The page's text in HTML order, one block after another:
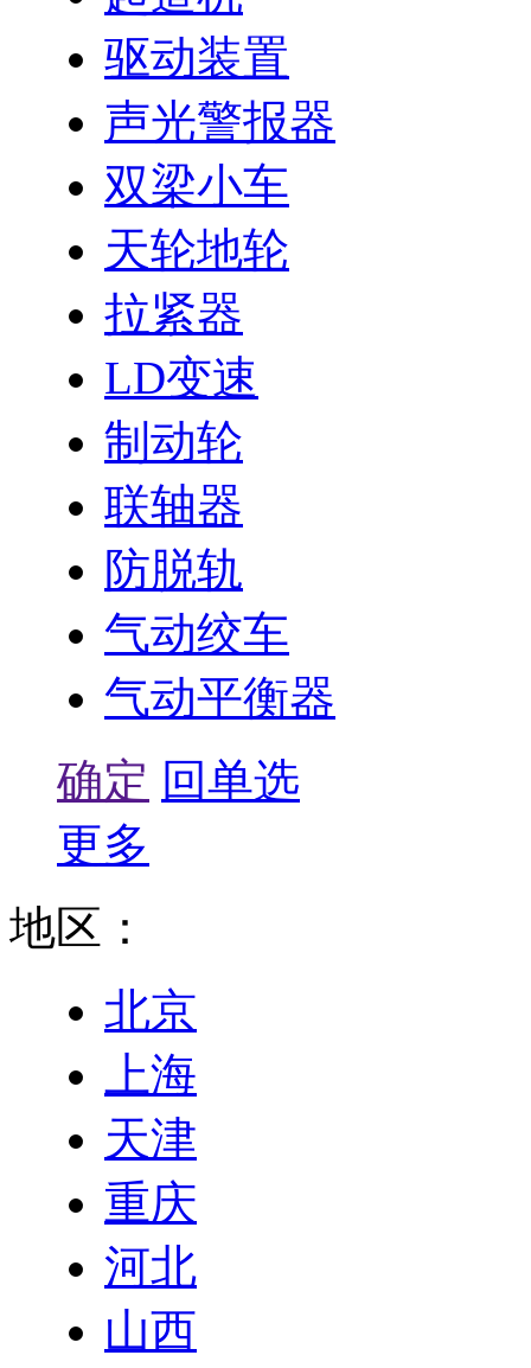
驱动装置
声光警报器
双梁小车
天轮地轮
拉紧器
LD变速
制动轮
联轴器
防脱轨
气动绞车
气动平衡器
确定 回单选
更多
地区：
北京
上海
天津
重庆
河北
山西